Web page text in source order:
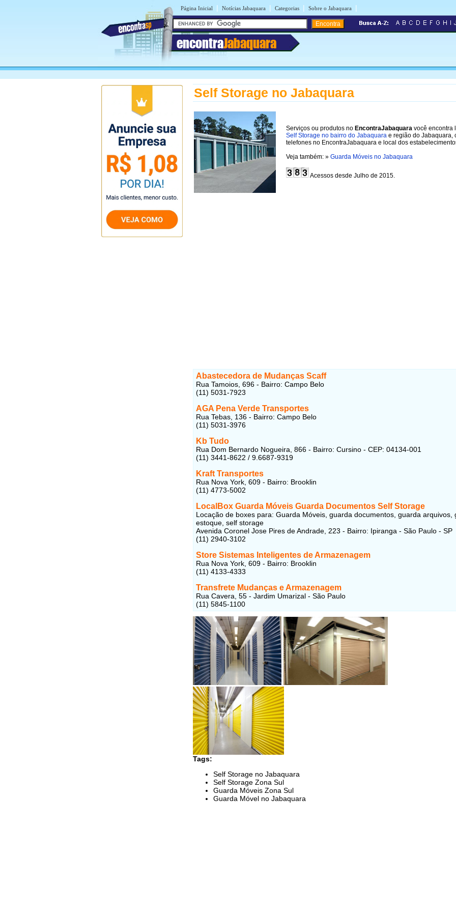
Página Inicial | Notícias Jabaquara | Categorias | Sobre o Jabaquara |
encontraJabaquara
Self Storage no Jabaquara
Serviços ou produtos no EncontraJabaquara você encontra
Self Storage no bairro do Jabaquara e região do Jabaquara,
telefones no EncontraJabaquara e local dos
Veja também: » Guarda Móveis no Jabaquara
Acessos desde Julho de 2015.
Abastecedora de Mudanças Scaff
Rua Tamoios, 696 - Bairro: Campo Belo
(11) 5031-7923
AGA Pena Verde Transportes
Rua Tebas, 136 - Bairro: Campo Belo
(11) 5031-3976
Kb Tudo
Rua Dom Bernardo Nogueira, 866 - Bairro: Cursino - CEP: 04134-001
(11) 3441-8622 / 9.6687-9319
Kraft Transportes
Rua Nova York, 609 - Bairro: Brooklin
(11) 4773-5002
LocalBox Guarda Móveis Guarda Documentos Self Storage
Locação de boxes para: Guarda Móveis, guarda documentos, guarda arquivos,
estoque, self storage
Avenida Coronel Jose Pires de Andrade, 223 - Bairro: Ipiranga - São Paulo - SP
(11) 2940-3102
Store Sistemas Inteligentes de Armazenagem
Rua Nova York, 609 - Bairro: Brooklin
(11) 4133-4333
Transfrete Mudanças e Armazenagem
Rua Cavera, 55 - Jardim Umarizal - São Paulo
(11) 5845-1100
Tags:
Self Storage no Jabaquara
Self Storage Zona Sul
Guarda Móveis Zona Sul
Guarda Móvel no Jabaquara